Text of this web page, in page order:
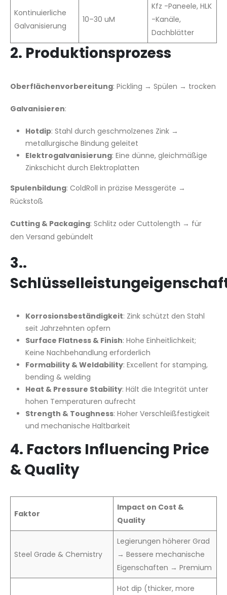
Kontinuierliche
Galvanisierung
10–30 uM
Kfz -Paneele, HLK
-Kanäle,
Dachblätter
2. Produktionsprozess
Oberflächenvorbereitung: Pickling → Spülen → trocken
Galvanisieren:
Hotdip: Stahl durch geschmolzenes Zink →
metallurgische Bindung geleitet
Elektrogalvanisierung: Eine dünne, gleichmäßige
Zinkschicht durch Elektroplatten
Spulenbildung: ColdRoll in präzise Messgeräte →
Rückstoß
Cutting & Packaging: Schlitz oder Cuttolength → für
den Versand gebündelt
3..
Korrosionsbeständigkeit: Zink schützt den Stahl
seit Jahrzehnten opfern
Surface Flatness & Finish: Hohe Einheitlichkeit;
Keine Nachbehandlung erforderlich
Formability & Weldability: Excellent for stamping,
bending & welding
Heat & Pressure Stability: Hält die Integrität unter
hohen Temperaturen aufrecht
Strength & Toughness: Hoher Verschleißfestigkeit
und mechanische Haltbarkeit
4. Factors Influencing Price
& Quality
Faktor
Impact on Cost &
Quality
Steel Grade & Chemistry
Legierungen höherer Grad
→ Bessere mechanische
Eigenschaften → Premium
Hot dip (thicker, more